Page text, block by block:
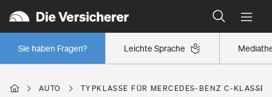
Leichte Sprache
Sie haben Fragen?
Wer versichert was: Jetzt Versicherer finden
Regionalklassen: So ist Ihre Region eingestuft
Wer versichert was: Jetzt Versicherer finden
AUTO TYPKLASSE FÜR MERCEDES-BENZ C-KLASSE